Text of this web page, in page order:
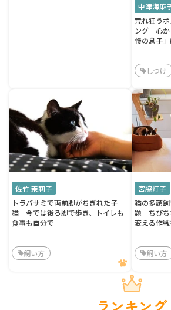
中津海麻
荒れ狂う
ング 心か
慢の息子」
しつけ
佐竹 茉莉子
トラバサミで両前脚がちぎれた子
猫 今では後ろ脚で歩き、トイレも
食事も自分で
飼い方
宮脇灯子
猫の多頭
題 ちびち
変える作
飼い方
ランキング